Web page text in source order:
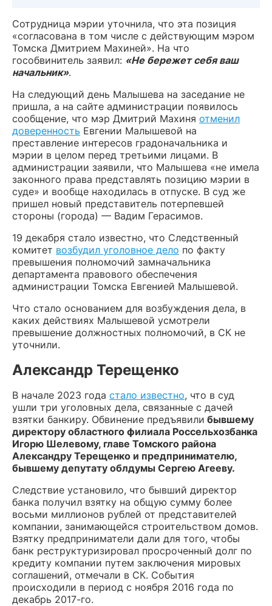
Сотрудница мэрии уточнила, что эта позиция
«согласована в том числе с действующим мэром
Томска Дмитрием Махиней». На что
гособвинитель заявил: «Не бережет себя ваш
начальник».
На следующий день Малышева на заседание не
пришла, а на сайте администрации появилось
сообщение, что мэр Дмитрий Махиня отменил
доверенность Евгении Малышевой на
преставление интересов градоначальника и
мэрии в целом перед третьими лицами. В
администрации заявили, что Малышева «не имела
законного права представлять позицию мэрии в
суде» и вообще находилась в отпуске. В суд же
пришел новый представитель потерпевшей
стороны (города) — Вадим Герасимов.
19 декабря стало известно, что Следственный
комитет возбудил уголовное дело по факту
превышения полномочий замначальника
департамента правового обеспечения
администрации Томска Евгенией Малышевой.
Что стало основанием для возбуждения дела, в
каких действиях Малышевой усмотрели
превышение должностных полномочий, в СК не
уточнили.
Александр Терещенко
В начале 2023 года стало известно, что в суд
ушли три уголовных дела, связанные с дачей
взятки банкиру. Обвинение предъявили бывшему
директору областного филиала Россельхозбанка
Игорю Шелевому, главе Томского района
Александру Терещенко и предпринимателю,
бывшему депутату облдумы Сергею Агееву.
Следствие установило, что бывший директор
банка получил взятку на общую сумму более
восьми миллионов рублей от представителей
компании, занимающейся строительством домов.
Взятку предприниматели дали для того, чтобы
банк реструктуризировал просроченный долг по
кредиту компании путем заключения мировых
соглашений, отмечали в СК. События
происходили в период с ноября 2016 года по
декабрь 2017-го.